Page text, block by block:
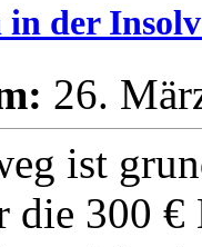
der
26.
ist
die 300 €